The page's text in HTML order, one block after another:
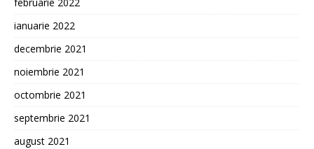
ianuarie 2022
decembrie 2021
noiembrie 2021
octombrie 2021
septembrie 2021
august 2021